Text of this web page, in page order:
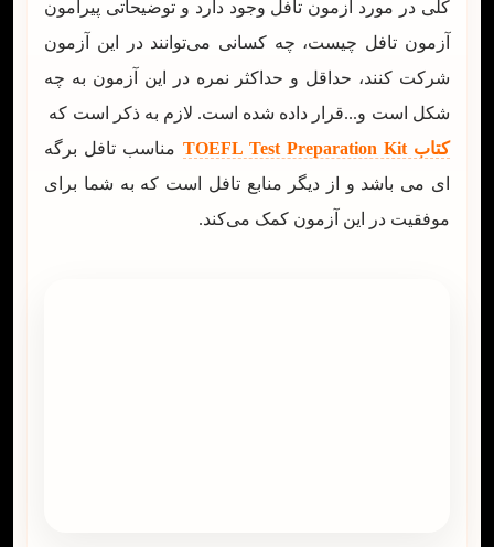
کلی در مورد آزمون تافل وجود دارد و توضیحاتی پیرامون
آزمون تافل چیست، چه کسانی می‌توانند در این آزمون
شرکت کنند، حداقل و حداکثر نمره در این آزمون به چه
شکل است و...قرار داده شده است. لازم به ذکر است که
کتاب TOEFL Test Preparation Kit
مناسب تافل برگه
ای می باشد و از دیگر منابع تافل است که به شما برای
موفقیت در این آزمون کمک می‌کند.